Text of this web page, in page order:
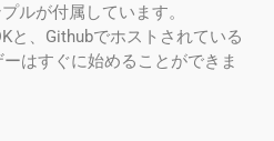
ルが付属しています。
と、Githubでホストされている
はすぐに始めることができま